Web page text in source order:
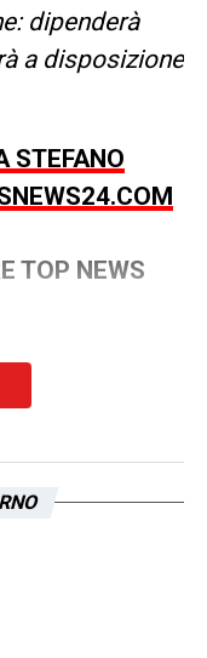
dipenderà
a disposizione
STEFANO
TOP NEWS